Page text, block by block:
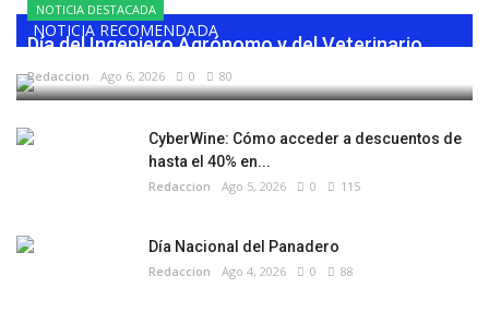
NOTICIA RECOMENDADA
NOTICIA DESTACADA
Día del Ingeniero Agrónomo y del Veterinario
Redaccion Ago 6, 2026 0 80
CyberWine: Cómo acceder a descuentos de
hasta el 40% en...
Redaccion Ago 5, 2026 0 115
Día Nacional del Panadero
Redaccion Ago 4, 2026 0 88